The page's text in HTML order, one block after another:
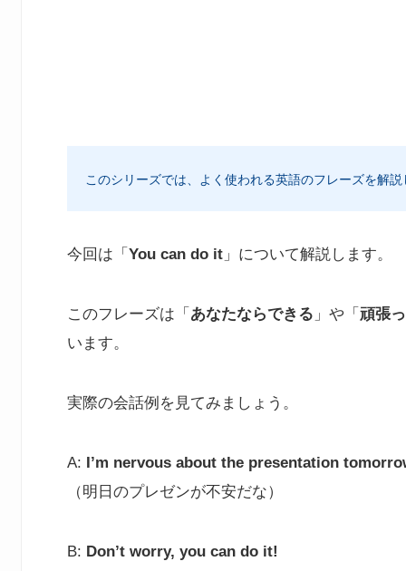
このシリーズでは、よく使われる英語のフレーズを解
今回は「 You can do it 」について解説します。
このフレーズは「 あなたならできる 」や「 頑張
います。
実際の会話例を見てみましょう。
A:
I’m nervous about the presentation
（明日のプレゼンが不安だな）
B: Don’t worry, you can do it!